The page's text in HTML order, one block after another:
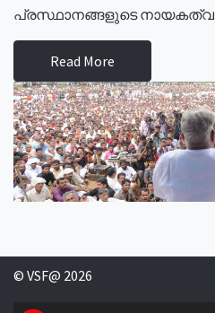
പ്രസ്ഥാനങ്ങളുടെ
Read More
© VSF@ 2026